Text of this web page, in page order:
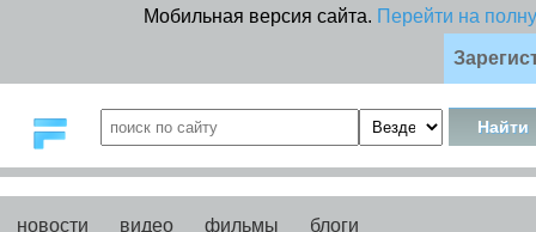
Мобильная версия сайта. Перейти на
новости видео фильмы блоги